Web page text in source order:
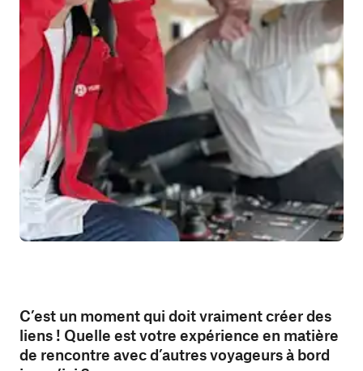
C’est un moment qui doit vraiment créer des
liens ! Quelle est votre expérience en matière
de rencontre avec d’autres voyageurs à bord